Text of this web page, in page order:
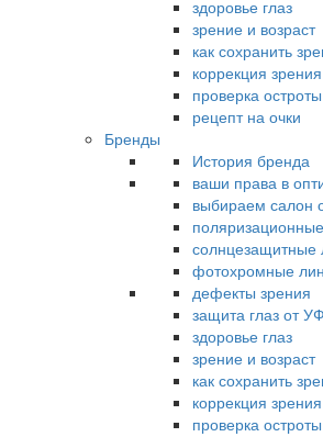
здоровье глаз
зрение и возраст
как сохранить
коррекция
проверка
рецепт на очки
Бренды
История бренда
ваши права в
выбираем салон
солнцезащитные
фотохромные
дефекты зрения
защита глаз от
здоровье глаз
зрение и возраст
как сохранить
коррекция
проверка